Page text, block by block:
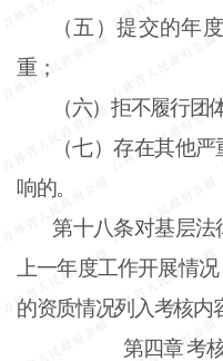
（五）提交的年
重；
（六）拒不履行团
（七）存在其他
响的。
第十八条对基层法
上一年度工作开展情
的资质情况列入考核内
第四章 考